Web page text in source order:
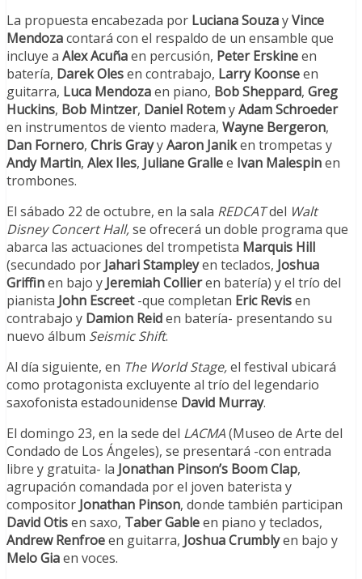
La propuesta encabezada por Luciana SouzayVince
Mendozacontará con el respaldo de un ensamble que
incluye a Alex Acuñaen percusión, Peter Erskineen
batería, Darek Olesen contrabajo, Larry Koonseen
guitarra, Luca Mendozaen piano, Bob Sheppard, Greg
Huckins, Bob Mintzer, Daniel RotemyAdam Schroeder
en instrumentos de viento madera, Wayne Bergeron,
Dan Fornero, Chris GrayyAaron Janiken trompetas y
Andy Martin, Alex Iles, Juliane Grallee Ivan Malespinen
trombones.
El sábado 22 de octubre, en la sala REDCATdel Walt
Disney Concert Hall,se ofrecerá un doble programa que
abarca las actuaciones del trompetista Marquis Hill
(secundado por Jahari Stampleyen teclados, Joshua
Griffinen bajo y Jeremiah Collieren batería) y el trío del
pianista John Escreet-que completan Eric Revisen
contrabajo y Damion Reiden batería- presentando su
nuevo álbum Seismic Shift.
Al día siguiente, en The World Stage,el festival ubicará
como protagonista excluyente al trío del legendario
saxofonista estadounidense David Murray.
El domingo 23, en la sede del LACMA(Museo de Arte del
Condado de Los Ángeles), se presentará -con entrada
libre y gratuita- la Jonathan Pinson’s Boom Clap,
agrupación comandada por el joven baterista y
compositor Jonathan Pinson, donde también participan
David Otisen saxo, Taber Gableen piano y teclados,
Andrew Renfroeen guitarra, Joshua Crumblyen bajo y
Melo Giaen voces.